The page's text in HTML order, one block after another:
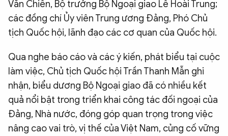
Văn Chiến, Bộ trưởng Bộ Ngoại giao Lê Hoài Trung;
các đồng chí Ủy viên Trung ương Đảng, Phó Chủ
tịch Quốc hội, lãnh đạo các cơ quan của Quốc hội.
Qua nghe báo cáo và các ý kiến, phát biểu tại cuộc
làm việc, Chủ tịch Quốc hội Trần Thanh Mẫn ghi
nhận, biểu dương Bộ Ngoại giao đã có nhiều kết
quả nổi bật trong triển khai công tác đối ngoại của
Đảng, Nhà nước, đóng góp quan trọng trong việc
nâng cao vai trò, vị thế của Việt Nam, củng cố vững